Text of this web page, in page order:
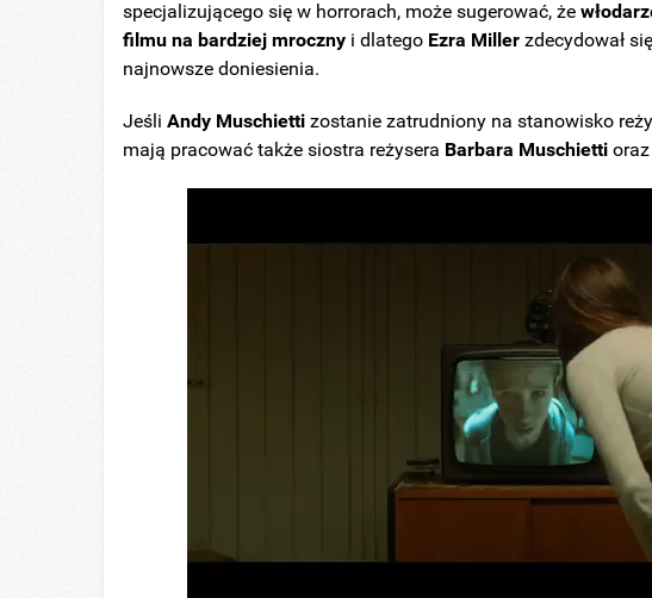
specjalizującego się w horrorach, może sugerować, że
filmu na bardziej mroczny i dlatego Ezra Miller zdecydował
najnowsze doniesienia.
JeśliAndy Muschietti zostanie zatrudniony na stanowisko
mają pracować także siostra reżysera Barbara Muschietti oraz